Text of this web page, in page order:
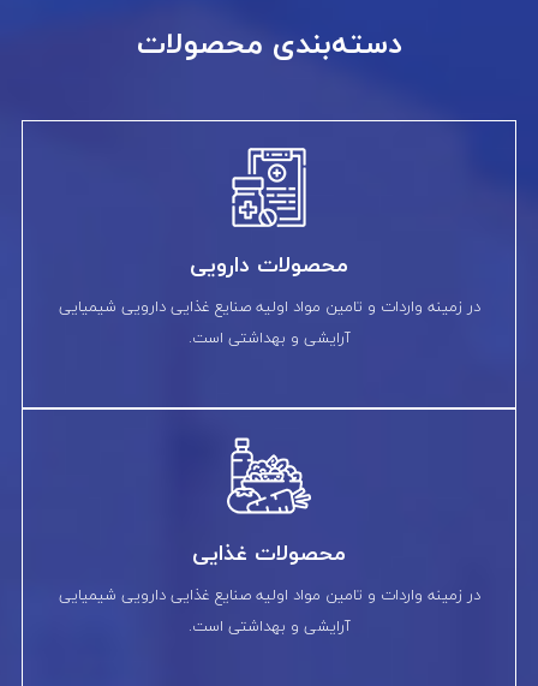
دسته‌بندی محصولات
محصولات دارویی
در زمینه واردات و تامین مواد اولیه صنایع غذایی دارویی شیمیایی
آرایشی و بهداشتی است.
محصولات غذایی
در زمینه واردات و تامین مواد اولیه صنایع غذایی دارویی شیمیایی
آرایشی و بهداشتی است.